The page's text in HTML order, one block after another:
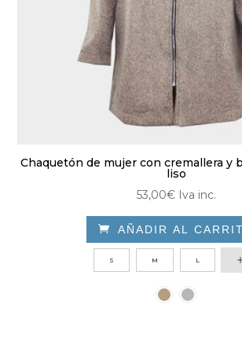
de
producto
Chaquetón de mujer con cremallera y
liso
53,00€ Iva inc.
 AÑADIR AL
Este
producto
tiene
S M L